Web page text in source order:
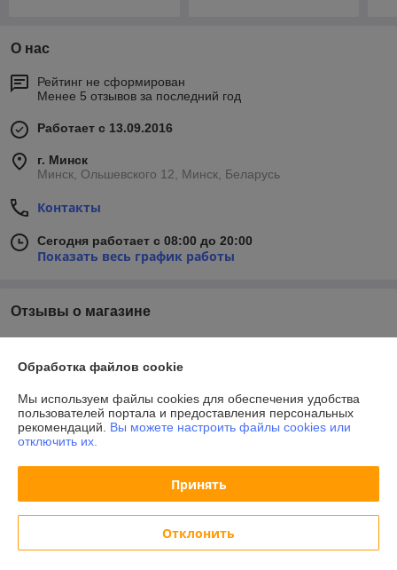
О нас
Рейтинг не сформирован
Менее 5 отзывов за последний год
Работает с 13.09.2016
г. Минск
Минск, Ольшевского 12, Минск, Беларусь
Контакты
Сегодня работает с 08:00 до 20:00
Показать весь график работы
Отзывы о магазине
О нас
Контакты
График работы
Обработка файлов cookie
Мы используем файлы cookies для обеспечения удобства
пользователей портала и предоставления персональных
рекомендаций. Вы можете настроить файлы cookies или
отключить их.
Принять
Отклонить